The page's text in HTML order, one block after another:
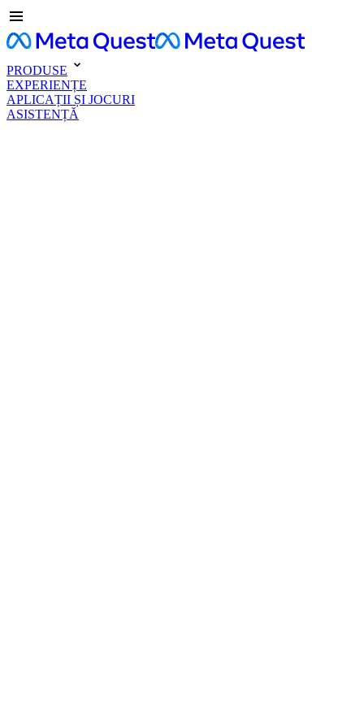
PRODUSE
EXPERIENȚE
APLICAȚII ȘI JOCURI
ASISTENȚĂ